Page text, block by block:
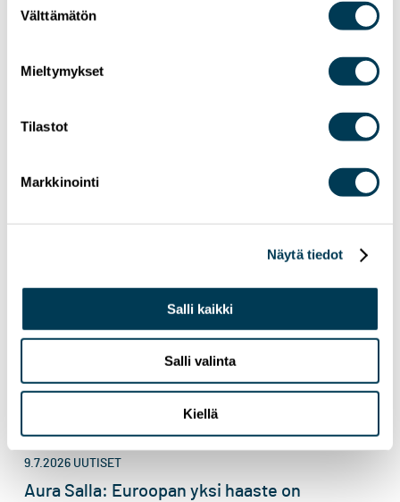
valinta
Välttämätön
Mieltymykset
Tilastot
Markkinointi
Näytä tiedot
Salli kaikki
Salli valinta
Kiellä
15.7.2026 UUTISET
9.7.2026 UUTISET
Aura Salla: Euroopan yksi haaste on